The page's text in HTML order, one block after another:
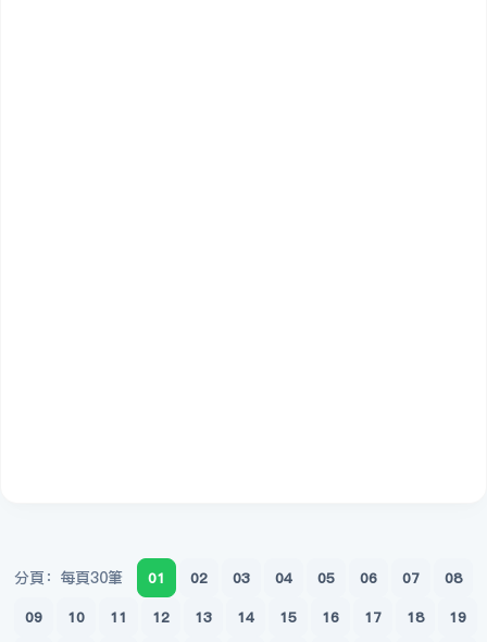
分頁：每頁30筆 01 02 03 04 05 06 07
08
09
10 11 12 13 14 15 16 17 18
19